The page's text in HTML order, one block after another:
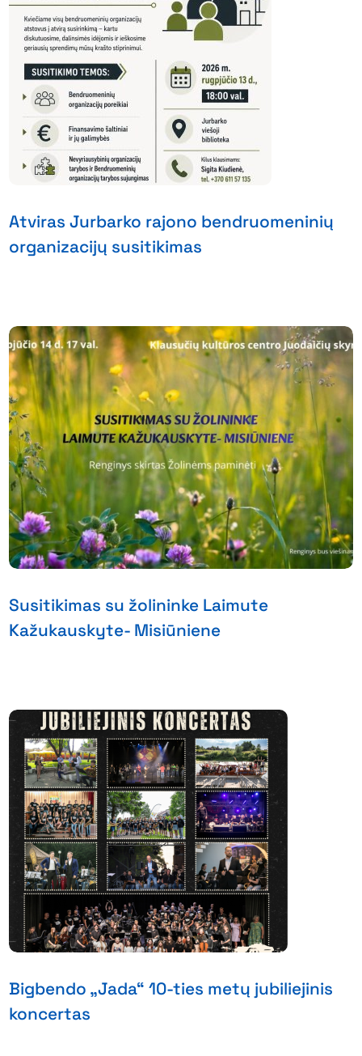
Atviras Jurbarko rajono bendruomeninių
organizacijų susitikimas
Susitikimas su žolininke Laimute
Kažukauskyte- Misiūniene
Bigbendo „Jada“ 10-ties metų jubiliejinis
koncertas